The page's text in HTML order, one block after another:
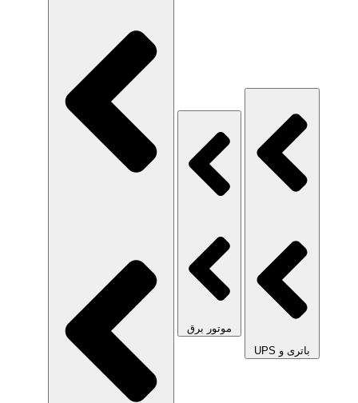
باتری و UPS
موتور برق